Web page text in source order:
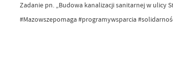
Zadanie pn. „Budowa kanalizacji sanitarnej w ulicy
#Mazowszepomaga #programywsparcia